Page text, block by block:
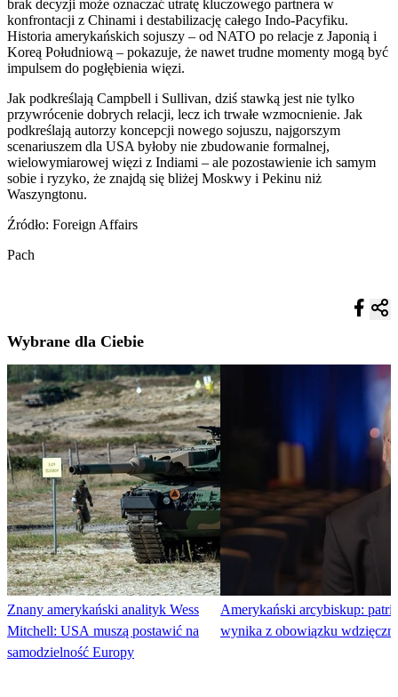
brak decyzji może oznaczać utratę kluczowego partnera w
konfrontacji z Chinami i destabilizację całego Indo-Pacyfiku.
Historia amerykańskich sojuszy – od NATO po relacje z Japonią i
Koreą Południową – pokazuje, że nawet trudne momenty mogą być
impulsem do pogłębienia więzi.
Jak podkreślają Campbell i Sullivan, dziś stawką jest nie tylko
przywrócenie dobrych relacji, lecz ich trwałe wzmocnienie. Jak
podkreślają autorzy koncepcji nowego sojuszu, najgorszym
scenariuszem dla USA byłoby nie zbudowanie formalnej,
wielowymiarowej więzi z Indiami – ale pozostawienie ich samym
sobie i ryzyko, że znajdą się bliżej Moskwy i Pekinu niż
Waszyngtonu.
Źródło: Foreign Affairs
Pach
Wybrane dla Ciebie
Znany amerykański analityk Wess
Mitchell: USA muszą postawić na
samodzielność Europy
Amerykański arcybiskup:
wynika z obowiązku